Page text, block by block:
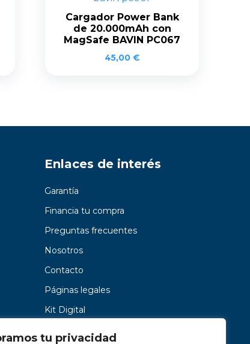
tu privacidad
Cargador Power Bank
de 20.000mAh con
MagSafe BAVIN PC067
45,00 €
Enlaces de interés
Garantía
Financia tu compra
Preguntas frecuentes
Nosotros
Contacto
Páginas legales
Kit Digital